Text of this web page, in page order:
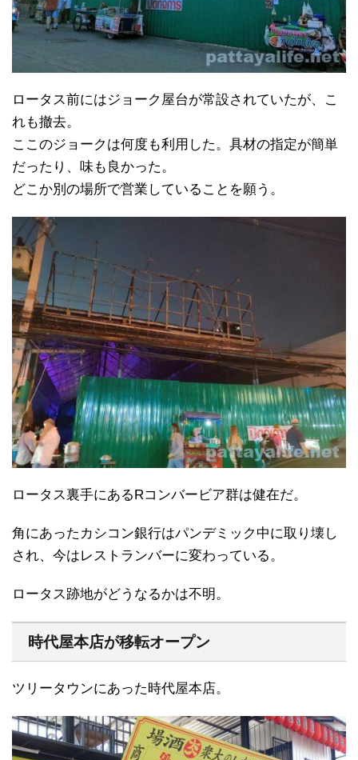
ロータス前にはジョーク屋台が常設されていたが、こ
れも撤去。
ここのジョークは何度も利用した。具材の指定が簡単
だったり、味も良かった。
どこか別の場所で営業していることを願う。
ロータス裏手にあるRコンバービア群は健在だ。
角にあったカシコン銀行はパンデミック中に取り壊し
され、今はレストランバーに変わっている。
ロータス跡地がどうなるかは不明。
時代屋本店が移転オープン
ツリータウンにあった時代屋本店。